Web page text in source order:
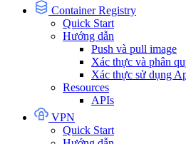
Container Registry
Quick Start
Hướng dẫn
Push và pull image
Xác thực và phân
Xác thực sử dụng
Resources
APIs
VPN
Quick Start